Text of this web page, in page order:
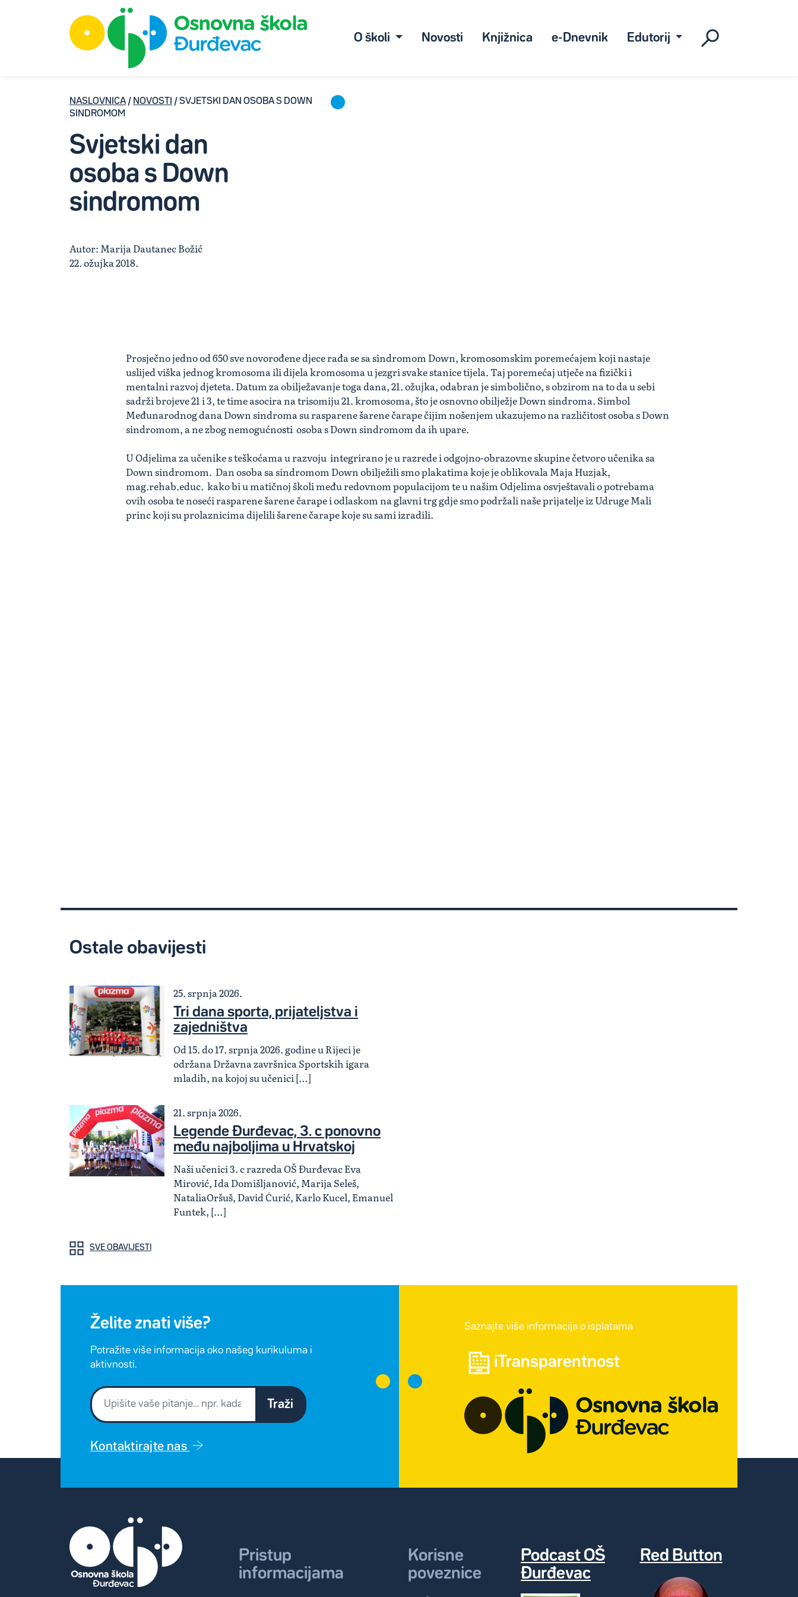
O školi Novosti Knjižnica e-Dnevnik Edutorij
NASLOVNICA / NOVOSTI / SVJETSKI DAN OSOBA S DOWN
SINDROMOM
Svjetski dan
osoba s Down
sindromom
Autor: Marija Dautanec Božić
22. ožujka 2018.
Prosječno jedno od 650 sve novorođene djece rađa se sa sindromom Down, kromosomskim poremećajem koji nastaje
uslijed viška jednog kromosoma ili dijela kromosoma u jezgri svake stanice tijela. Taj poremećaj utječe na fizički i
mentalni razvoj djeteta. Datum za obilježavanje toga dana, 21. ožujka, odabran je simbolično, s obzirom na to da u sebi
sadrži brojeve 21 i 3, te time asocira na trisomiju 21. kromosoma, što je osnovno obilježje Down sindroma. Simbol
Međunarodnog dana Down sindroma su rasparene šarene čarape čijim nošenjem ukazujemo na različitost osoba s Down
sindromom, a ne zbog nemogućnosti osoba s Down sindromom da ih upare.
U Odjelima za učenike s teškoćama u razvoju integrirano je u razrede i odgojno-obrazovne skupine četvoro učenika sa
Down sindromom. Dan osoba sa sindromom Down obilježili smo plakatima koje je oblikovala Maja Huzjak,
mag.rehab.educ. kako bi u matičnoj školi među redovnom populacijom te u našim Odjelima osvještavali o potrebama
ovih osoba te noseći rasparene šarene čarape i odlaskom na glavni trg gdje smo podržali naše prijatelje iz Udruge Mali
princ koji su prolaznicima dijelili šarene čarape koje su sami izradili.
Ostale obavijesti
25. srpnja 2026.
Tri dana sporta, prijateljstva i
zajedništva
Od 15. do 17. srpnja 2026. godine u Rijeci je
održana Državna završnica Sportskih igara
mladih, na kojoj su učenici […]
21. srpnja 2026.
Legende Đurđevac, 3. c ponovno
među najboljima u Hrvatskoj
Naši učenici 3. c razreda OŠ Đurđevac Eva
Mirović, Ida Domišljanović, Marija Seleš,
NataliaOršuš, David Ćurić, Karlo Kucel, Emanuel
Funtek, […]
SVE OBAVIJESTI
Želite znati više?
Potražite više informacija oko našeg kurikuluma i
aktivnosti.
Traži
Kontaktirajte nas
Saznajte više informacija o isplatama
iTransparentnost
Pristup
informacijama
Korisne
poveznice
Podcast OŠ
Đurđevac
Red Button